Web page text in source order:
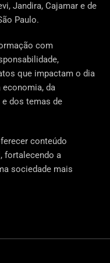
Jandira, Cajamar e de
Paulo.
com
que impactam o dia
economia, da
e dos temas de
conteúdo
fortalecendo a
sociedade mais